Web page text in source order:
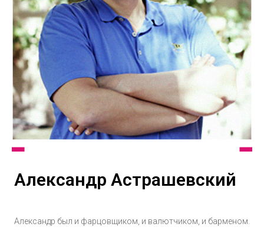
Александр Астрашевский
Александр был и фарцовщиком, и валютчиком, и барменом.